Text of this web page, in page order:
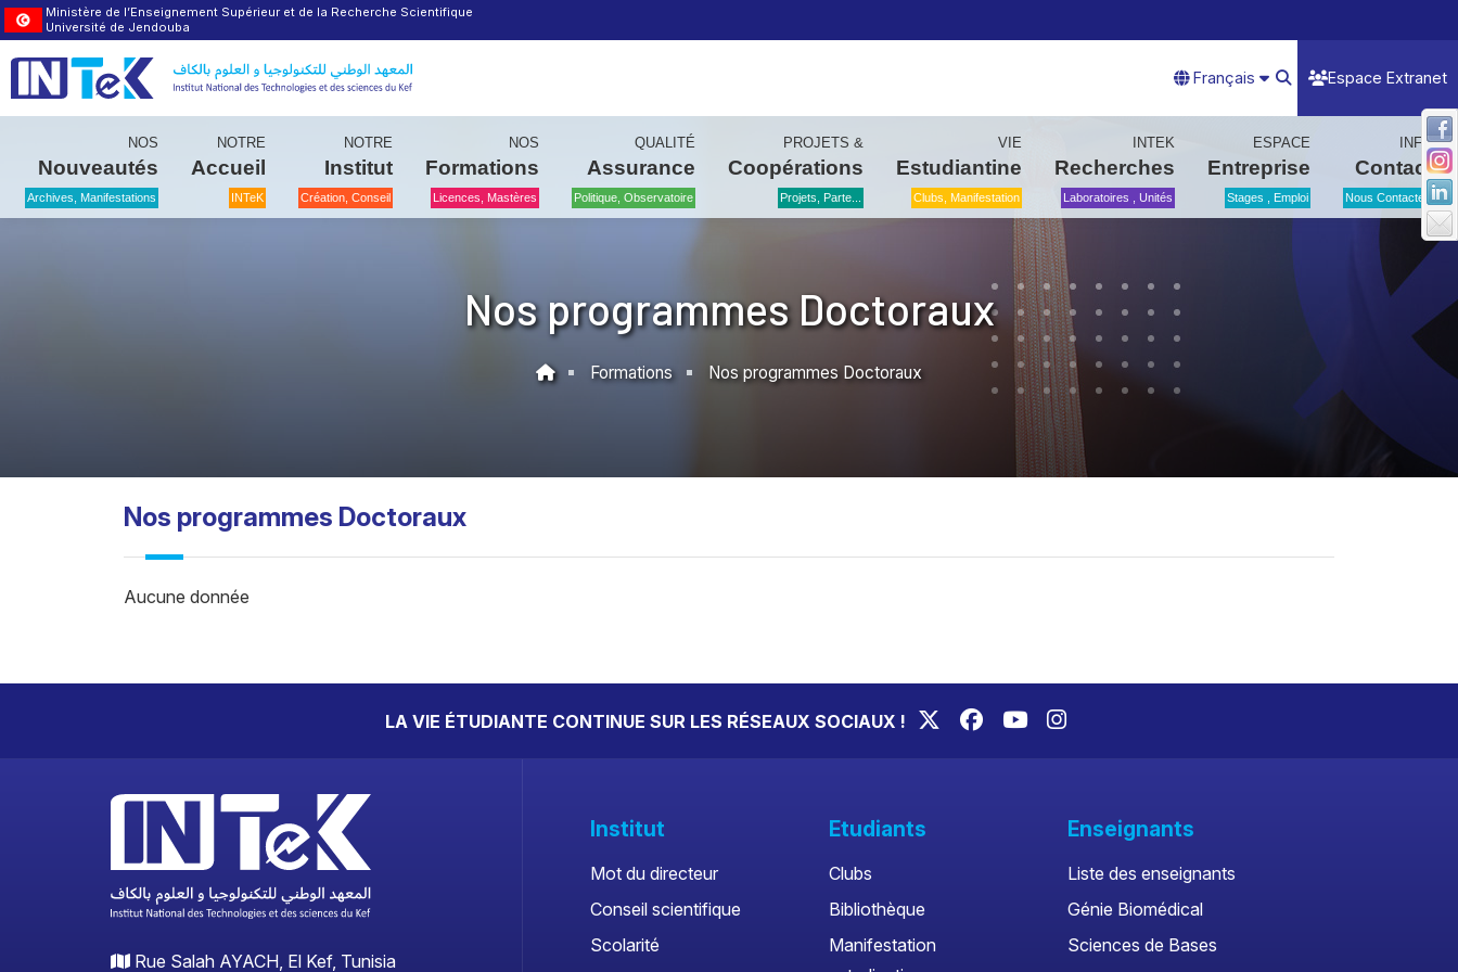
Ministère de l’Enseignement Supérieur et de la Recherche Scientifique
Université de Jendouba
Français Espace Extranet
NOS
Nouveautés
Archives, Manifestations
NOTRE
Accueil
INTeK
NOTRE
Institut
Création, Conseil
NOS
Formations
Licences, Mastères
QUALITÉ
Assurance
Politique, Observatoire
PROJETS &
Coopérations
Projets, Parte...
VIE
Estudiantine
Clubs, Manifestation
INTEK
Recherches
Laboratoires , Unités
ESPACE
Entreprise
Stages , Emploi
INFO
Contact
Nous Contactez
Nos programmes Doctoraux
Formations Nos programmes Doctoraux
Nos programmes Doctoraux
Aucune donnée
LA VIE ÉTUDIANTE CONTINUE SUR LES RÉSEAUX SOCIAUX !
Rue Salah AYACH, El Kef, Tunisia
Institut
Mot du directeur
Conseil scientifique
Scolarité
Etudiants
Clubs
Bibliothèque
Manifestation
Enseignants
Liste des enseignants
Génie Biomédical
Sciences de Bases